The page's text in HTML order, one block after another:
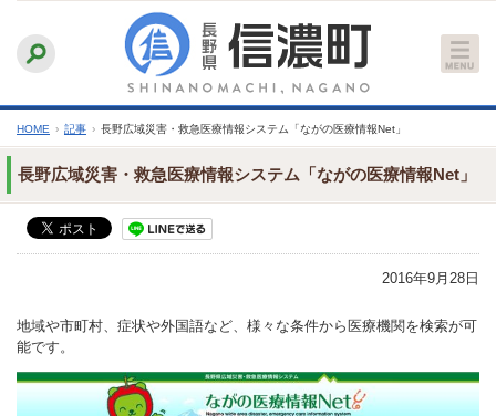
文
へ
ふりがなをつける
文字サイズ
縮小 標準 拡大
HOME › 記事 › 長野広域災害・救急医療情報システム「ながの医療情報Net」
長野広域災害・救急医療情報システム「ながの医療情報Net」
2016年9月28日
地域や市町村、症状や外国語など、様々な条件から医療機関を検索が可
能です。